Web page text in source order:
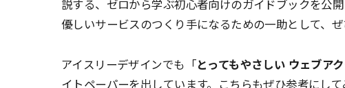
説する、ゼロから学ぶ初心者向けのガイドブックを公開
優しいサービスのつくり手になるための一助として、ぜ
アイスリーデザインでも「とってもやさしい ウェブア
イトペーパーを出しています。こちらもぜひ参考にし